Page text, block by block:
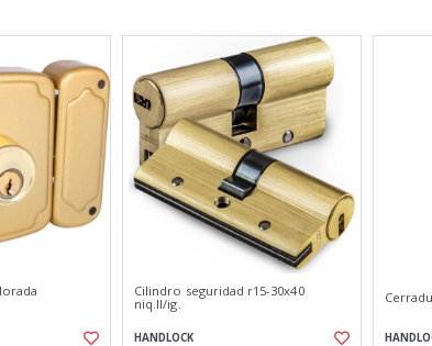
Cilindro seguridad r15-30x40
niq.ll/ig.
HANDLOCK